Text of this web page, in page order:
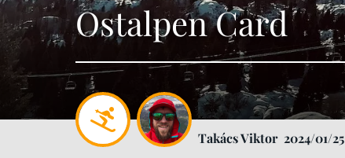
Ostalpen Card
Takács Viktor 2024/01/25